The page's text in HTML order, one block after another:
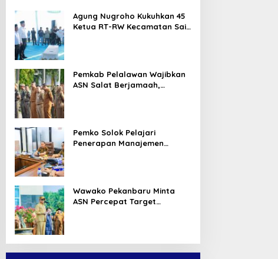
Agung Nugroho Kukuhkan 45
Ketua RT-RW Kecamatan Sail,
Pemkab Pelalawan Wajibkan
ASN Salat Berjamaah,
Pemko Solok Pelajari
Penerapan Manajemen
Wawako Pekanbaru Minta
ASN Percepat Target